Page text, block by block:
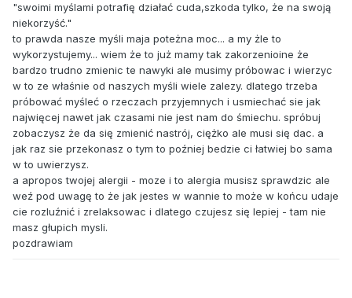
"swoimi myślami potrafię działać cuda,szkoda tylko, że na swoją
niekorzyść."
to prawda nasze myśli maja poteżna moc... a my żle to
wykorzystujemy... wiem że to już mamy tak zakorzenioine że
bardzo trudno zmienic te nawyki ale musimy próbowac i wierzyc
w to ze właśnie od naszych myśli wiele zalezy. dlatego trzeba
próbować myśleć o rzeczach przyjemnych i usmiechać sie jak
najwięcej nawet jak czasami nie jest nam do śmiechu. spróbuj
zobaczysz że da się zmienić nastrój, ciężko ale musi się dac. a
jak raz sie przekonasz o tym to poźniej bedzie ci łatwiej bo sama
w to uwierzysz.
a apropos twojej alergii - moze i to alergia musisz sprawdzic ale
weź pod uwagę to że jak jestes w wannie to może w końcu udaje
cie rozluźnić i zrelaksowac i dlatego czujesz się lepiej - tam nie
masz głupich mysli.
pozdrawiam